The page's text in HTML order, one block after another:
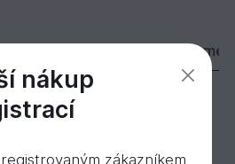
olej v barevných
barevné
nákup
zákazníkem